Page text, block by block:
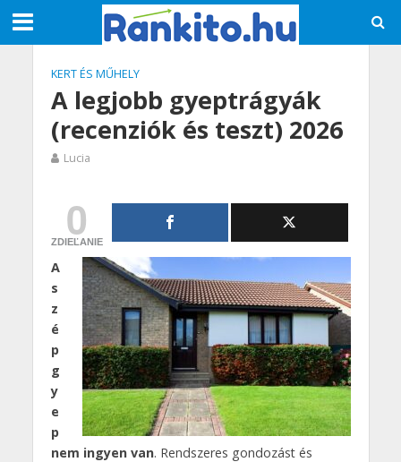
KERT ÉS MŰHELY
A legjobb gyeptrágyák
(recenziók és teszt) 2026
Lucia
0
ZDIEĽANIE
A
s
z
é
p
g
y
e
p
nem ingyen van. Rendszeres gondozást és